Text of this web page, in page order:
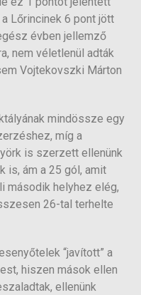
Lőrincinek 6 pont jött
évben jellemző
nem véletlenül adták
Vojtekovszki Márton
mindössze egy
míg a
is szerzett ellenünk
is, ám a 25 gól, amit
második helyhez elég,
26-tal terhelte
“javított” a
hiszen mások ellen
ellenünk